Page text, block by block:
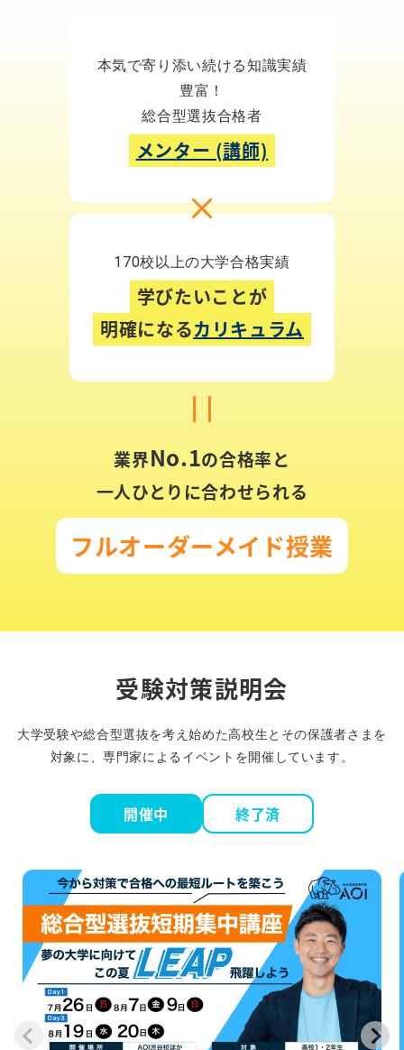
本気で寄り添い続ける知識実績
豊富！
総合型選抜合格者
メンター (講師)
170校以上の大学合格実績
学びたいことが
明確になるカリキュラム
業界No.1の合格率と
一人ひとりに合わせられる
フルオーダーメイド授業
受験対策説明会
大学受験や総合型選抜を考え始めた高校生とその保護者さまを
対象に、専門家によるイベントを開催しています。
開催中 終了済